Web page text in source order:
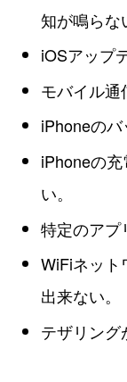
知が鳴らな
iOSアップ
モバイル通
iPhoneのバ
iPhoneの
い。
特定のアプ
WiFiネット
出来ない。
テザリング